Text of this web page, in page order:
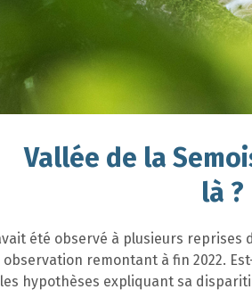
Vallée de la
là ?
été observé à plusieurs reprises
remontant à fin 2022.
hypothèses expliquant sa